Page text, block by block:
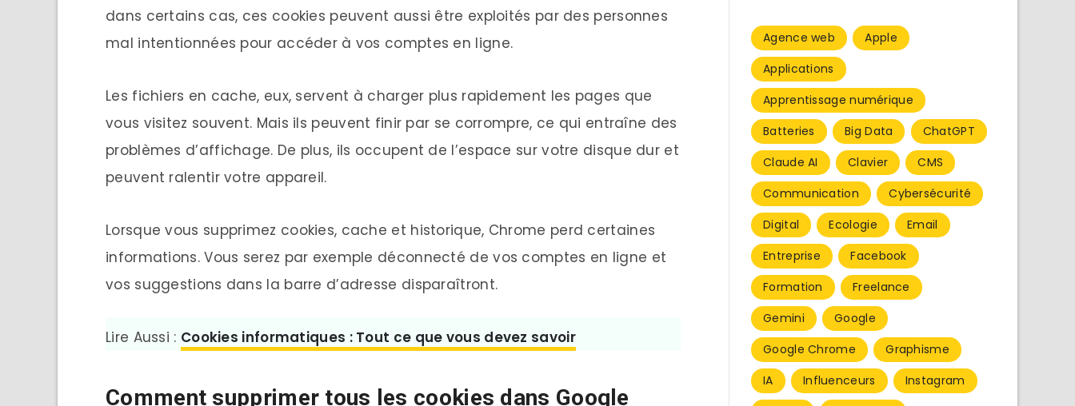
dans certains cas, ces cookies peuvent aussi être exploités par des personnes
mal intentionnées pour accéder à vos comptes en ligne.
Les fichiers en cache, eux, servent à charger plus rapidement les pages que
vous visitez souvent. Mais ils peuvent finir par se corrompre, ce qui entraîne des
problèmes d’affichage. De plus, ils occupent de l’espace sur votre disque dur et
peuvent ralentir votre appareil.
Lorsque vous supprimez cookies, cache et historique, Chrome perd certaines
informations. Vous serez par exemple déconnecté de vos comptes en ligne et
vos suggestions dans la barre d’adresse disparaîtront.
Lire Aussi : Cookies informatiques : Tout ce que vous devez savoir
Comment supprimer tous les cookies dans Google
Agence web
Apple
Applications
Apprentissage numérique
Batteries
Big Data
ChatGPT
Claude AI
Clavier
CMS
Communication
Cybersécurité
Digital
Ecologie
Email
Entreprise
Facebook
Formation
Freelance
Gemini
Google
Google Chrome
Graphisme
IA
Influenceurs
Instagram